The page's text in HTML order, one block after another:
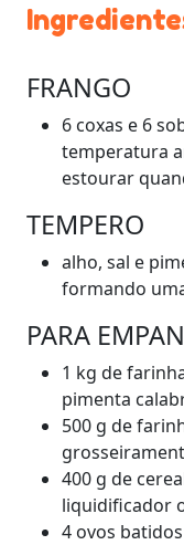
FRANGO
6 coxas e 6
temperatura
estourar
TEMPERO
alho, sal e
formando
PARA
1 kg de
pimenta
500 g de
400 g de
liquidificador
4 ovos